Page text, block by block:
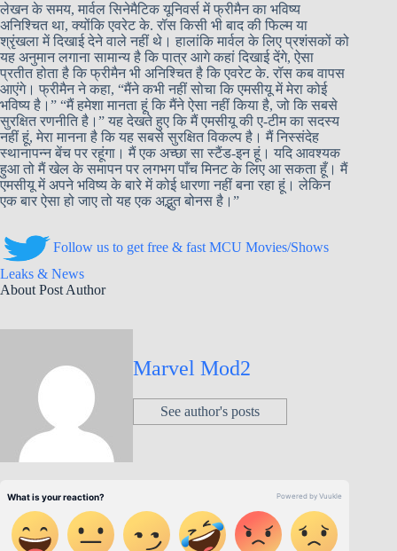
लेखन के समय, मार्वल सिनेमैटिक यूनिवर्स में फ्रीमैन का भविष्य
अनिश्चित था, क्योंकि एवरेट के. रॉस किसी भी बाद की फिल्म या
श्रृंखला में दिखाई देने वाले नहीं थे। हालांकि मार्वल के लिए प्रशंसकों को
यह अनुमान लगाना सामान्य है कि पात्र आगे कहां दिखाई देंगे, ऐसा
प्रतीत होता है कि फ्रीमैन भी अनिश्चित है कि एवरेट के. रॉस कब वापस
आएंगे। फ्रीमैन ने कहा, “मैंने कभी नहीं सोचा कि एमसीयू में मेरा कोई
भविष्य है।” “मैं हमेशा मानता हूं कि मैंने ऐसा नहीं किया है, जो कि सबसे
सुरक्षित रणनीति है।” यह देखते हुए कि मैं एमसीयू की ए-टीम का सदस्य
नहीं हूं, मेरा मानना है कि यह सबसे सुरक्षित विकल्प है। मैं निस्संदेह
स्थानापन्न बेंच पर रहूंगा। मैं एक अच्छा सा स्टैंड-इन हूं। यदि आवश्यक
हुआ तो मैं खेल के समापन पर लगभग पाँच मिनट के लिए आ सकता हूँ। मैं
एमसीयू में अपने भविष्य के बारे में कोई धारणा नहीं बना रहा हूं। लेकिन
एक बार ऐसा हो जाए तो यह एक अद्भुत बोनस है।”
Follow us to get free & fast MCU Movies/Shows
Leaks & News
About Post Author
Marvel Mod2
See author's posts